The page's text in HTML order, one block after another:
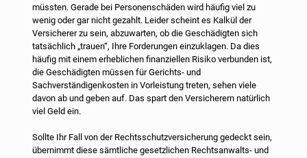
müssten. Gerade bei Personenschäden wird häufig viel zu
wenig oder gar nicht gezahlt. Leider scheint es Kalkül der
Versicherer zu sein, abzuwarten, ob die Geschädigten sich
tatsächlich „trauen“, Ihre Forderungen einzuklagen. Da dies
häufig mit einem erheblichen finanziellen Risiko verbunden ist,
die Geschädigten müssen für Gerichts- und
Sachverständigenkosten in Vorleistung treten, sehen viele
davon ab und geben auf. Das spart den Versicherern natürlich
viel Geld ein.
Sollte Ihr Fall von der Rechtsschutzversicherung gedeckt sein,
übernimmt diese sämtliche gesetzlichen Rechtsanwalts- und